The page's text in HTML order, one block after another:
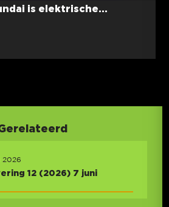
is elektrische...
2026
12 (2026) 7 juni